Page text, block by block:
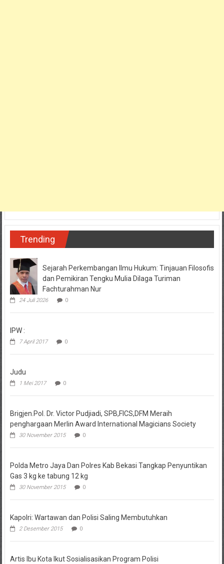
Trending
Sejarah Perkembangan Ilmu Hukum: Tinjauan Filosofis
dan Pemikiran Tengku Mulia Dilaga Turiman
Fachturahman Nur
24 Juli 2026 0
IPW :
7 April 2017 0
Judu
1 Mei 2017 0
Brigjen.Pol. Dr. Victor Pudjiadi, SPB,FICS,DFM Meraih
penghargaan Merlin Award International Magicians Society
30 November 2015 0
Polda Metro Jaya Dan Polres Kab Bekasi Tangkap Penyuntikan
Gas 3 kg ke tabung 12 kg
30 November 2015 0
Kapolri: Wartawan dan Polisi Saling Membutuhkan
2 Desember 2015 0
Artis Ibu Kota Ikut Sosialisasikan Program Polisi